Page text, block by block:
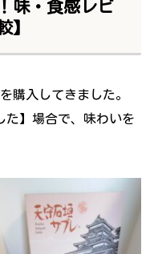
味・食感レビ
】
購入してきました。
た】場合で、味わいを